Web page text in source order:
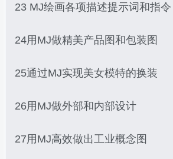
23 MJ绘画各项描述提示词和指令
24用MJ做精美产品图和包装图
25通过MJ实现美女模特的换装
26用MJ做外部和内部设计
27用MJ高效做出工业概念图